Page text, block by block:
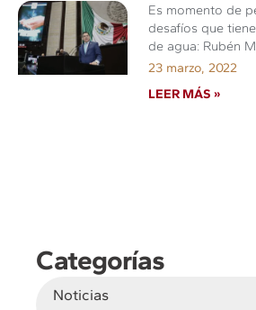
Es momento de
desafíos que
de agua: Rubén
23 marzo, 2022
LEER MÁS »
Categorías
Noticias